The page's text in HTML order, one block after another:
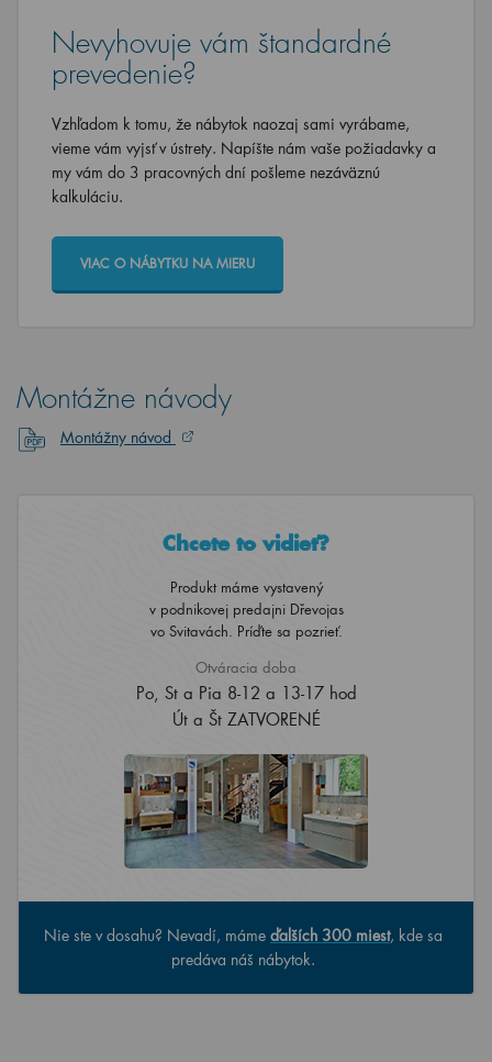
Nevyhovuje vám štandardné
prevedenie?
Vzhľadom k tomu, že nábytok naozaj sami vyrábame,
vieme vám vyjsť v ústrety. Napíšte nám vaše požiadavky a
my vám do 3 pracovných dní pošleme nezáväznú
kalkuláciu.
VIAC O NÁBYTKU NA MIERU
Montážne návody
Montážny návod
Chcete to vidieť?
Produkt máme vystavený
v podnikovej predajni Dřevojas
vo Svitavách. Príďte sa pozrieť.
Otváracia doba
Po, St a Pia 8-12 a 13-17 hod
Út a Št ZATVORENÉ
Nie ste v dosahu? Nevadí, máme ďalších 300 miest, kde sa
predáva náš nábytok.